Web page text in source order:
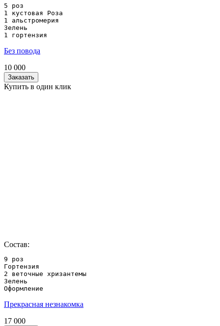
5 роз
1 кустовая Роза
1 альстромерия
Зелень
1 гортензия
Без повода
10 000
Заказать
Купить в один клик
Состав:
9 роз
Гортензия
2 веточные хризантемы
Зелень
Оформление
Прекрасная незнакомка
17 000